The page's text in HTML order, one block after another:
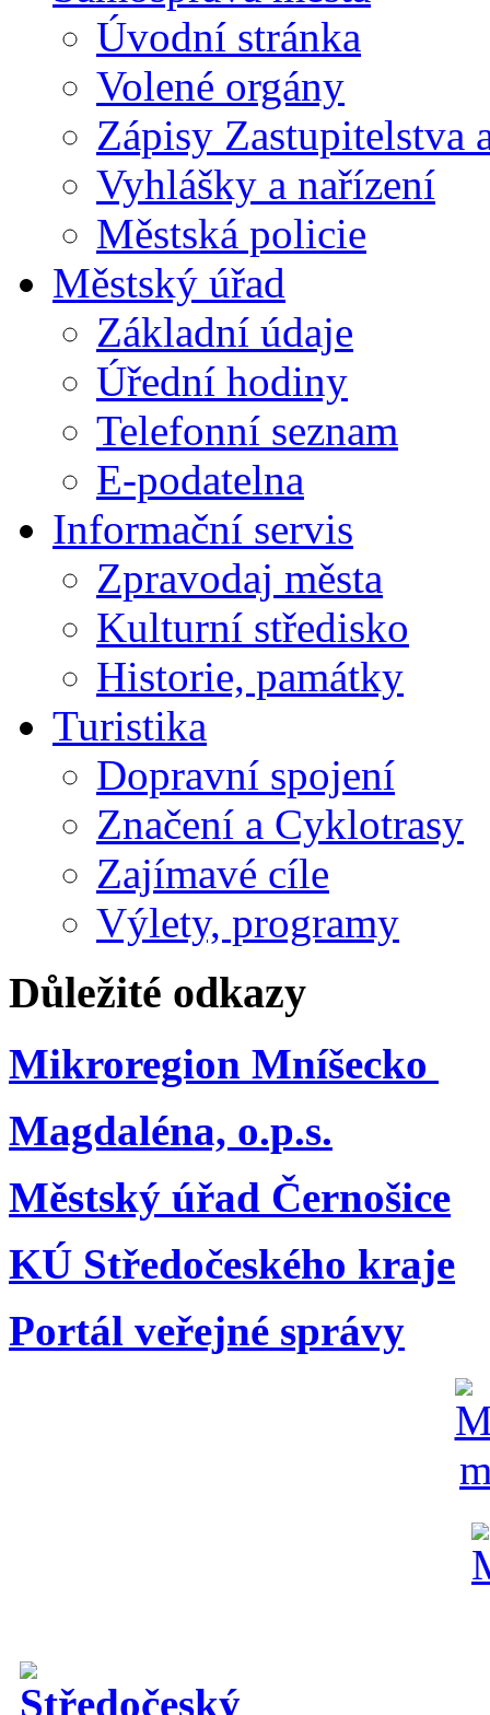
Úvodní stránka
Volené orgány
Zápisy Zastupitelstva
Vyhlášky a nařízení
Městská policie
Městský úřad
Základní údaje
Úřední hodiny
Telefonní seznam
E-podatelna
Informační servis
Zpravodaj města
Kulturní středisko
Historie, památky
Turistika
Dopravní spojení
Značení a Cyklotrasy
Zajímavé cíle
Výlety, programy
Důležité odkazy
Mikroregion Mníšecko
Magdaléna, o.p.s.
Městský úřad Černošice
KÚ Středočeského kraje
Portál veřejné správy